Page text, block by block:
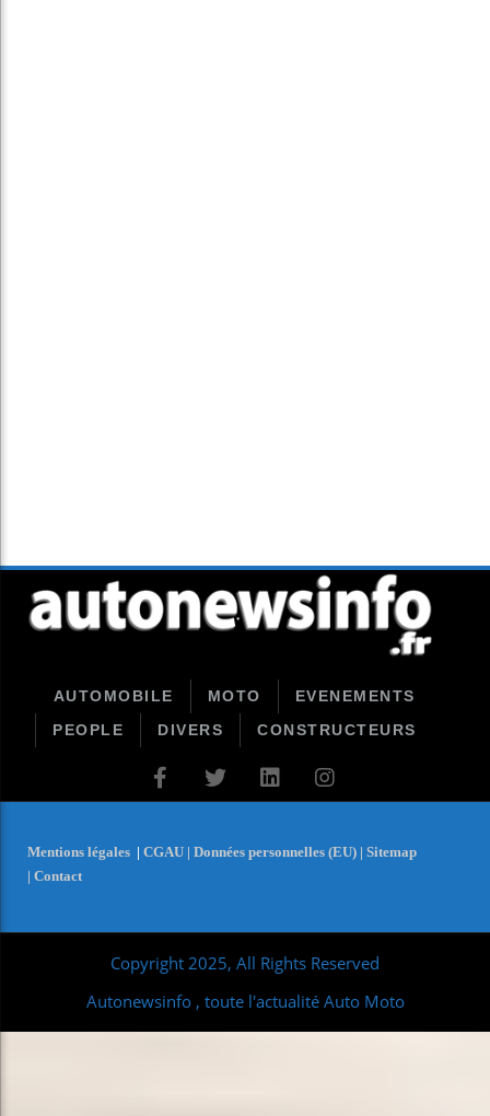
AUTOMOBILE MOTO
EVENEMENTS
PEOPLE
DIVERS CONSTRUCTEURS
Mentions légales | CGAU | Données personnelles (EU) | Sitemap
| Contact
Copyright 2025, All Rights Reserved
Autonewsinfo , toute l'actualité Auto Moto